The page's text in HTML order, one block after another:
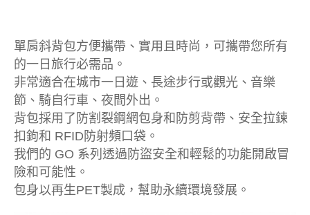
單肩斜背包方便攜帶、實用且時尚，可攜帶您所有
的一日旅行必需品。
非常適合在城市一日遊、長途步行或觀光、音樂
節、騎自行車、夜間外出。
背包採用了防割裂鋼網包身和防剪背帶、安全拉鍊
扣鉤和 RFID防射頻口袋。
我們的 GO 系列透過防盜安全和輕鬆的功能開啟冒
險和可能性。
包身以再生PET製成，幫助永續環境發展。